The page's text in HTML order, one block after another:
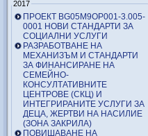
2017
ПРОЕКТ BG05M9OP001-3.005-
0001 НОВИ СТАНДАРТИ ЗА
СОЦИАЛНИ УСЛУГИ
РАЗРАБОТВАНЕ НА
МЕХАНИЗЪМ И СТАНДАРТИ
ЗА ФИНАНСИРАНЕ НА
СЕМЕЙНО-
КОНСУЛТАТИВНИТЕ
ЦЕНТРОВЕ (СКЦ) И
ИНТЕГРИРАНИТЕ УСЛУГИ ЗА
ДЕЦА, ЖЕРТВИ НА НАСИЛИЕ
(ЗОНА ЗАКРИЛА)
ПОВИШАВАНЕ НА